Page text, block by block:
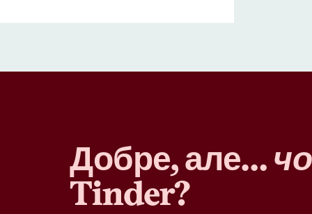
Добре, але…
Tinder?